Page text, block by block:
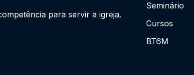
para servir a igreja.
Seminário
Cursos
BT6M